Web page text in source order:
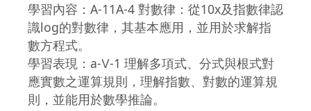
學習內容：A-11A-4 對數律：從10x及指數律認
識log的對數律，其基本應用，並用於求解指
數方程式。
學習表現：a-Ⅴ-1 理解多項式、分式與根式對
應實數之運算規則，理解指數、對數的運算規
則，並能用於數學推論。